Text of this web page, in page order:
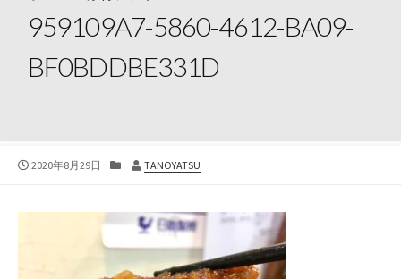
959109A7-5860-4612-BA09-
BF0BDDBE331D
公
2020年8月29日
カ
リ
投
TANOYATSU